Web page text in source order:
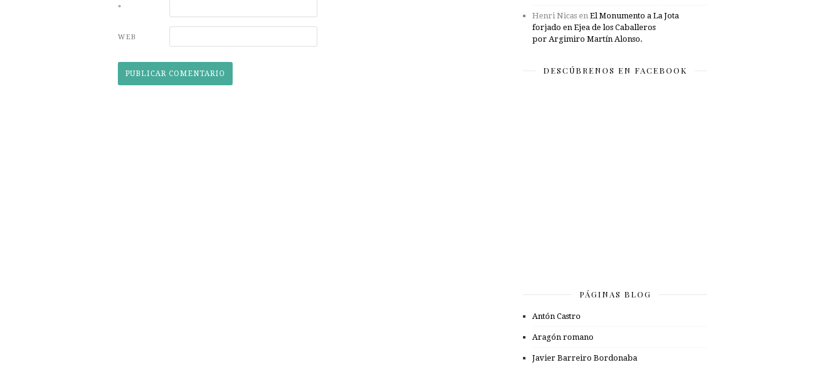
*
WEB
Henri Nicas en El Monumento a La Jota
forjado en Ejea de los Caballeros
por Argimiro Martín Alonso.
DESCÚBRENOS EN FACEBOOK
PÁGINAS BLOG
Antón Castro
Aragón romano
Javier Barreiro Bordonaba